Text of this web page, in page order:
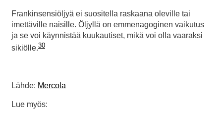
Frankinsensiöljyä ei suositella raskaana oleville tai
imettäville naisille. Öljyllä on emmenagoginen vaikutus
ja se voi käynnistää kuukautiset, mikä voi olla vaaraksi
sikiölle.30
Lähde: Mercola
Lue myös: